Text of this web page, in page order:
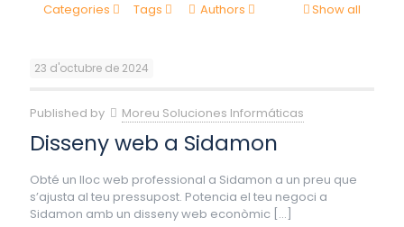
Categories Tags Authors Show all
23 d'octubre de 2024
Published by Moreu Soluciones Informáticas
Disseny web a Sidamon
Obté un lloc web professional a Sidamon a un preu que
s’ajusta al teu pressupost. Potencia el teu negoci a
Sidamon amb un disseny web econòmic […]